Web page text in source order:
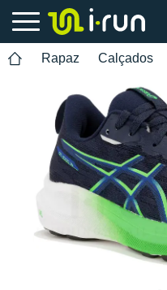
Rapaz Calçados